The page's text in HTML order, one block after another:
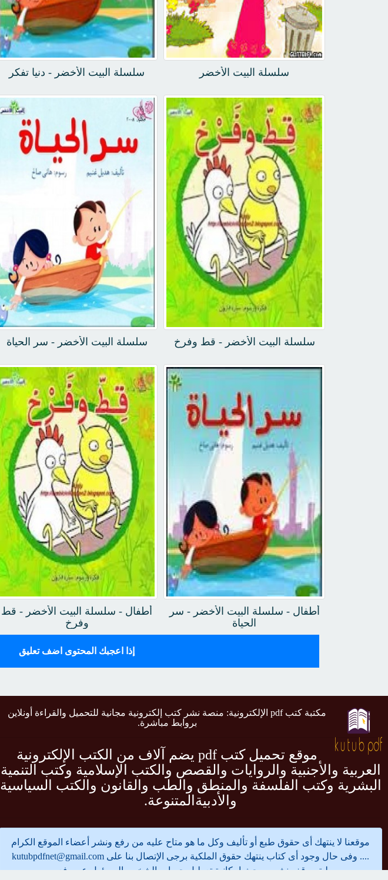
سلسلة البيت الأخضر سلسلة البيت الأخضر - دنيا تفكر
سلسلة البيت الأخضر - قط وفرخ سلسلة البيت الأخضر - سر الحياة
أطفال - سلسلة البيت الأخضر - سر
الحياة
أطفال - سلسلة البيت الأخضر - قط
وفرخ
إذا اعجبك المحتوى اضف تعليق
مكتبة كتب pdf الإلكترونية: منصة نشر كتب إلكترونية مجانية للتحميل والقراءة أونلاين
بروابط مباشرة.
موقع تحميل كتب pdf يضم آلاف من الكتب الإلكترونية
العربية والأجنبية والروايات والقصص والكتب الإسلامية وكتب التنمية
البشرية وكتب الفلسفة والمنطق والطب والقانون والكتب السياسية
والأدبيةالمتنوعة.
موقعنا لا ينتهك أى حقوق طبع أو تأليف وكل ما هو متاح عليه من رفع ونشر أعضاء الموقع الكرام
.... وفى حال وجود أى كتاب ينتهك حقوق الملكية برجى الإتصال بنا على kutubpdfnet@gmail.com
ليتم وقف نشره وبحث إمكانية تعطيل حساب الشخص المسئول عن رفعه